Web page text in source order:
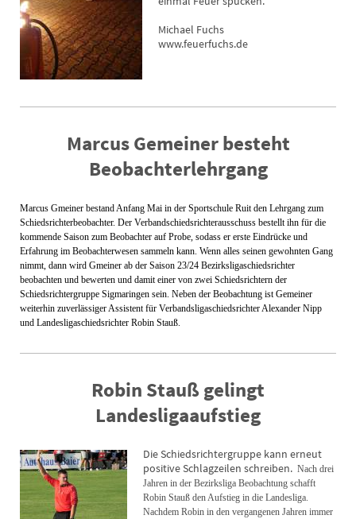
Michael Fuchs
www.feuerfuchs.de
Marcus Gemeiner besteht
Beobachterlehrgang
Marcus Gmeiner bestand Anfang Mai in der Sportschule Ruit den Lehrgang zum
Schiedsrichterbeobachter. Der Verbandschiedsrichterausschuss bestellt ihn für die
kommende Saison zum Beobachter auf Probe, sodass er erste Eindrücke und
Erfahrung im Beobachterwesen sammeln kann. Wenn alles seinen gewohnten Gang
nimmt, dann wird Gmeiner ab der Saison 23/24 Bezirksligaschiedsrichter
beobachten und bewerten und damit einer von zwei Schiedsrichtern der
Schiedsrichtergruppe Sigmaringen sein. Neben der Beobachtung ist Gemeiner
weiterhin zuverlässiger Assistent für Verbandsligaschiedsrichter Alexander Nipp
und Landesligaschiedsrichter Robin Stauß.
Robin Stauß gelingt
Landesligaaufstieg
Die Schiedsrichtergruppe kann erneut
positive Schlagzeilen schreiben. Nach drei
Jahren in der Bezirksliga Beobachtung schafft
Robin Stauß den Aufstieg in die Landesliga.
Nachdem Robin in den vergangenen Jahren immer